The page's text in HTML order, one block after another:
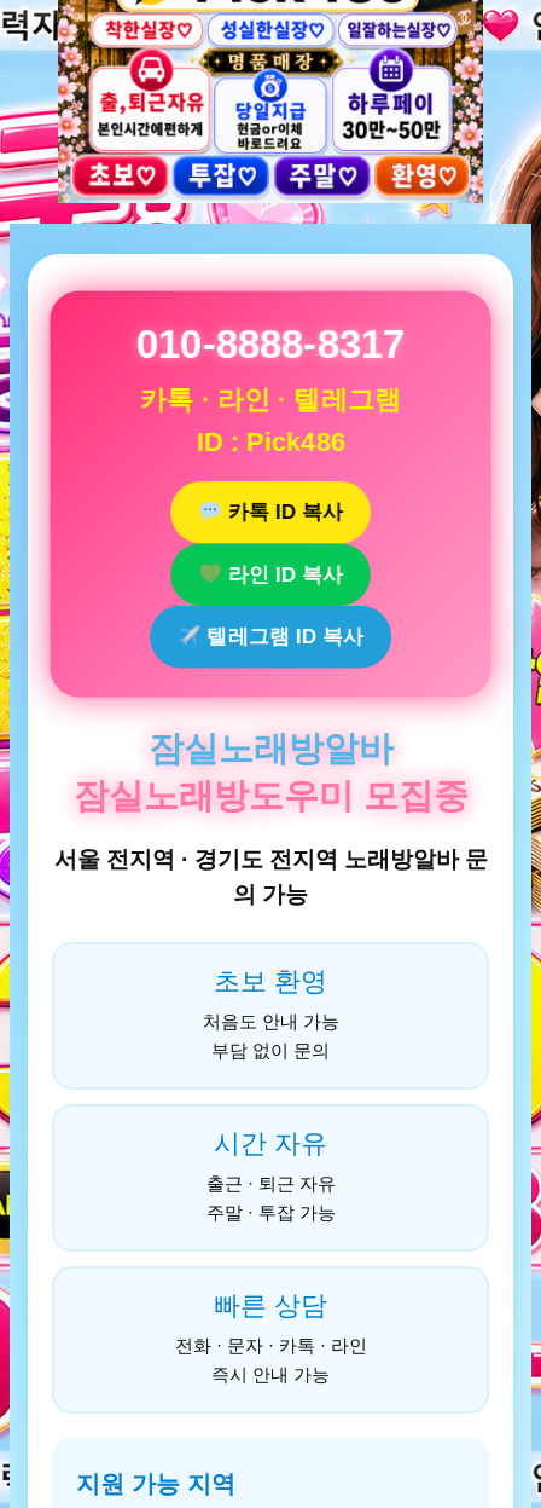
010-8888-8317
카톡 · 라인 · 텔레그램
ID : Pick486
카톡 ID 복사
라인 ID 복사
텔레그램 ID 복사
잠실노래방알바
잠실노래방도우미 모집중
서울 전지역 · 경기도 전지역 노래방알바 문
의 가능
초보 환영
처음도 안내 가능
부담 없이 문의
시간 자유
출근 · 퇴근 자유
주말 · 투잡 가능
빠른 상담
전화 · 문자 · 카톡 · 라인
즉시 안내 가능
지원 가능 지역